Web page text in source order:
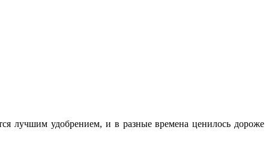
лучшим удобрением, и в разные времена ценилось дороже